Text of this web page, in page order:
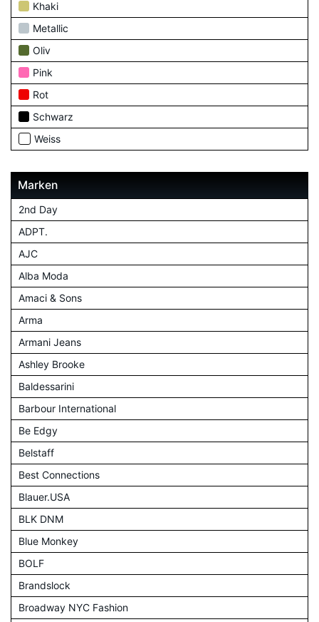
Khaki
Metallic
Oliv
Pink
Rot
Schwarz
Weiss
Marken
2nd Day
ADPT.
AJC
Alba Moda
Amaci & Sons
Arma
Armani Jeans
Ashley Brooke
Baldessarini
Barbour International
Be Edgy
Belstaff
Best Connections
Blauer.USA
BLK DNM
Blue Monkey
BOLF
Brandslock
Broadway NYC Fashion